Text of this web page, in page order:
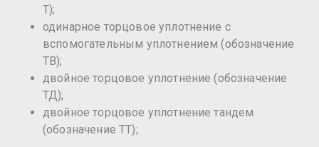
Т);
одинарное торцовое уплотнение с
вспомогательным уплотнением (обозначение
ТВ);
двойное торцовое уплотнение (обозначение
ТД);
двойное торцовое уплотнение тандем
(обозначение ТТ);